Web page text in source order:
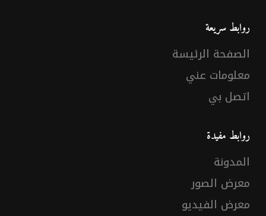
روابط سريعة
الصفحة الرئيسة
معلومات عني
اتصل بي
روابط مفيدة
المدونة
معرض الصور
معرض الفيديو